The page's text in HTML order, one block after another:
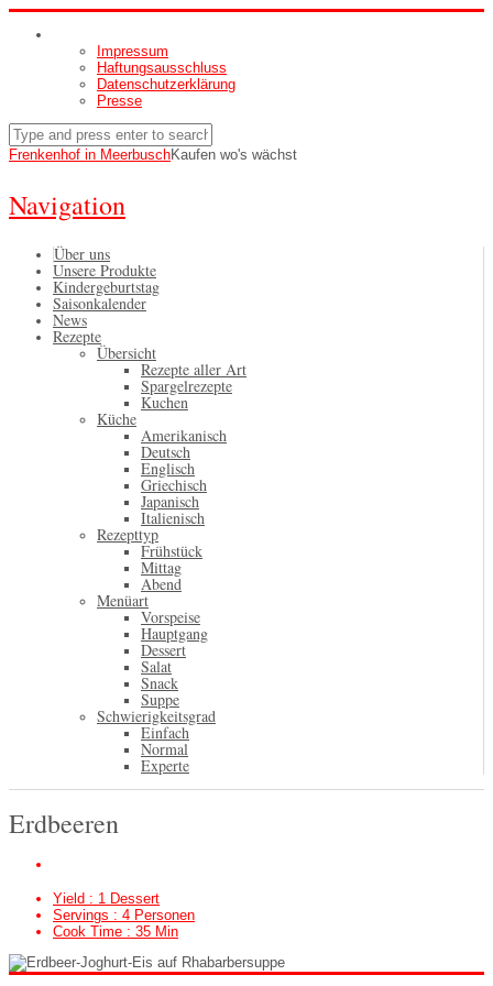
Impressum
Haftungsausschluss
Datenschutzerklärung
Presse
Frenkenhof in MeerbuschKaufen wo's wächst
Navigation
Über uns
Unsere Produkte
Kindergeburtstag
Saisonkalender
News
Rezepte
Übersicht
Rezepte aller Art
Spargelrezepte
Kuchen
Küche
Amerikanisch
Deutsch
Englisch
Griechisch
Japanisch
Italienisch
Rezepttyp
Frühstück
Mittag
Abend
Menüart
Vorspeise
Hauptgang
Dessert
Salat
Snack
Suppe
Schwierigkeitsgrad
Einfach
Normal
Experte
Erdbeeren
Yield : 1 Dessert
Servings : 4 Personen
Cook Time : 35 Min